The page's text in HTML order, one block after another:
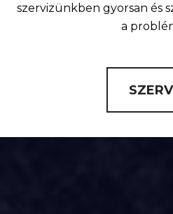
szervizünkben gyorsan és
a